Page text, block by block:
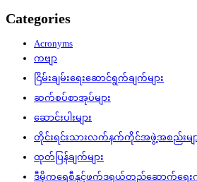
Categories
Acronyms
ကဗျာ
ငြိမ်းချမ်းရေးဆောင်ရွက်ချက်များ
ဆက်စပ်စာအုပ်များ
ဆောင်းပါးများ
တိုင်းရင်းသားလက်နက်ကိုင်အဖွဲ့အစည်းမျာ
ထုတ်ပြန်ချက်များ
ဒီမိုကရေစီနှင့်ဖက်ဒရယ်တည်ဆောက်‌ရေးကိစ္